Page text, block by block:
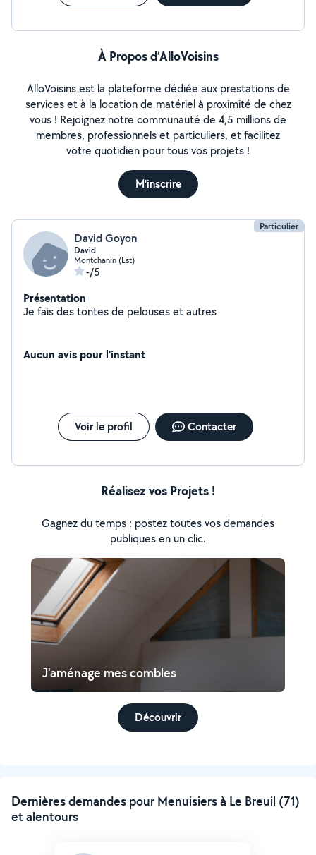
À Propos d’AlloVoisins
AlloVoisins est la plateforme dédiée aux prestations de
services et à la location de matériel à proximité de chez
vous ! Rejoignez notre communauté de 4,5 millions de
membres, professionnels et particuliers, et facilitez
votre quotidien pour tous vos projets !
M'inscrire
Particulier
David Goyon
David
Montchanin (Est)
-/5
Présentation
Je fais des tontes de pelouses et autres
Aucun avis pour l'instant
Voir le profil Contacter
Réalisez vos Projets !
Gagnez du temps : postez toutes vos demandes
publiques en un clic.
J'aménage mes combles
Découvrir
Dernières demandes pour Menuisiers à Le Breuil (71)
et alentours